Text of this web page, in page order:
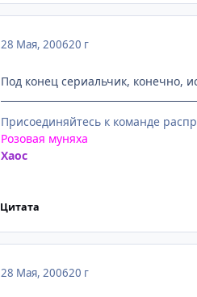
28 Мая, 200620 г
Под конец сериальчик, конечно,
Присоединяйтесь к команде
Розовая муняха
Хаос
Цитата
28 Мая, 200620 г